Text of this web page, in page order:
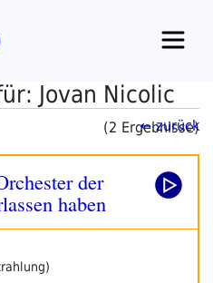
Jovan Nicolic
(2 Ergebnisse)
← zurück
der
haben